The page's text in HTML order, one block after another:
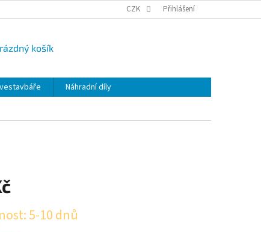
ÚDAJŮ REKLAMACE
CZK Přihlášení
košík
Náhradní díly
5-10 dnů